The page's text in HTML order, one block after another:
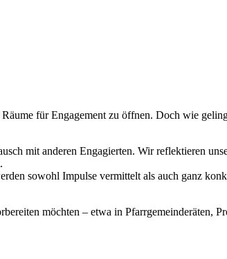
für Engagement zu öffnen. Doch wie
mit anderen Engagierten. Wir reflektieren
sowohl Impulse vermittelt als auch ganz
möchten – etwa in Pfarrgemeinderäten,